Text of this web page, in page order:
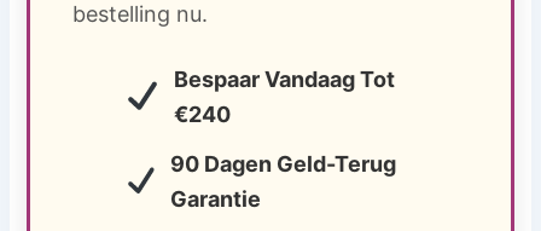
bestelling nu.
Bespaar Vandaag Tot
€240
90 Dagen Geld-Terug
Garantie